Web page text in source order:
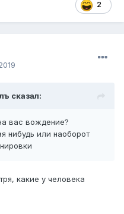
2
сказал:
вас вождение?
нибудь или наоборот
какие у человека